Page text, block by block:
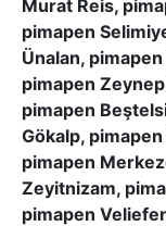
Murat Reis,
pimapen
Ünalan,
pimapen
pimapen
Gökalp,
pimapen
Zeyitnizam,
pimapen